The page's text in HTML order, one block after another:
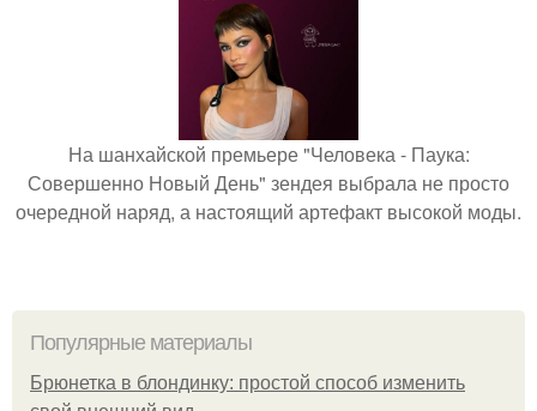
На шанхайской премьере "Человека - Паука:
Совершенно Новый День" зендея выбрала не просто
очередной наряд, а настоящий артефакт высокой моды.
Популярные материалы
Брюнетка в блондинку: простой способ изменить